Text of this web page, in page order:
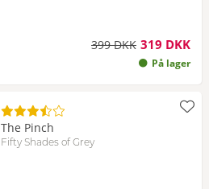
399 DKK 319 DKK
På lager
The Pinch
Fifty Shades of Grey